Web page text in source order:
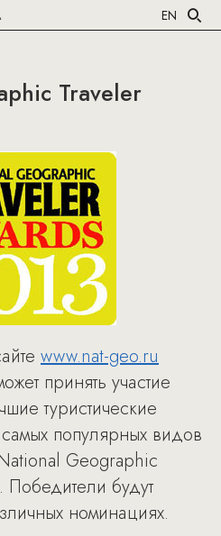
EN
Traveler
www.nat-geo.ru
принять участие
туристические
популярных видов
Geographic
Победители будут
номинациях.